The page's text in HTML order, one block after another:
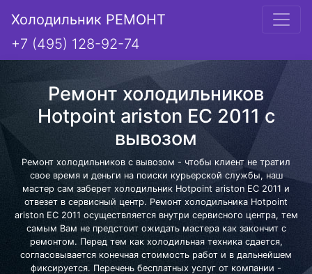
Холодильник РЕМОНТ
+7 (495) 128-92-74
Ремонт холодильников
Hotpoint ariston EC 2011 с
вывозом
Ремонт холодильников с вывозом - чтобы клиент не тратил
свое время и деньги на поиски курьерской службы, наш
мастер сам заберет холодильник Hotpoint ariston EC 2011 и
отвезет в сервисный центр. Ремонт холодильника Hotpoint
ariston EC 2011 осуществляется внутри сервисного центра, тем
самым Вам не предстоит ожидать мастера как закончит с
ремонтом. Перед тем как холодильная техника сдается,
согласовывается конечная стоимость работ и в дальнейшем
фиксируется. Перечень бесплатных услуг от компании -